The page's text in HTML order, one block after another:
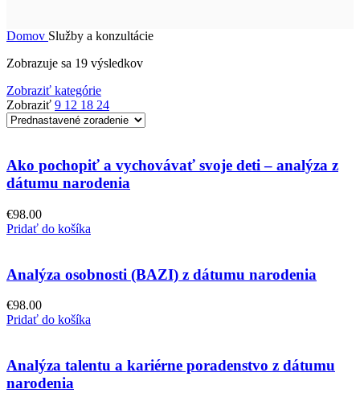
Domov Služby a konzultácie
Zobrazuje sa 19 výsledkov
Zobraziť kategórie
Zobraziť 9 12 18 24
Ako pochopiť a vychovávať svoje deti – analýza z
dátumu narodenia
€98.00
Pridať do košíka
Analýza osobnosti (BAZI) z dátumu narodenia
€98.00
Pridať do košíka
Analýza talentu a kariérne poradenstvo z dátumu
narodenia